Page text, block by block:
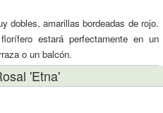
dobles, amarillas bordeadas de rojo.
estará perfectamente en un
o un balcón.
'Etna'